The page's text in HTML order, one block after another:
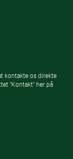
kontakte os direkte
"Kontakt" her på